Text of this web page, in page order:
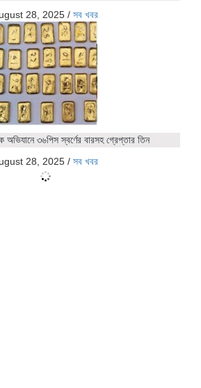
28, 2025 / সব খবর
অভিযানে ৩৬পিস স্বর্ণের বারসহ গ্রেপ্তার তিন
28, 2025 / সব খবর